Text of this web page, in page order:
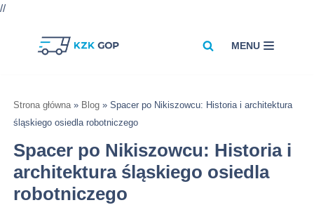
//
Przejdź
MENU
Strona główna » Blog » Spacer po Nikiszowcu: Historia i architektura
śląskiego osiedla robotniczego
Spacer po Nikiszowcu: Historia i
architektura śląskiego osiedla
robotniczego